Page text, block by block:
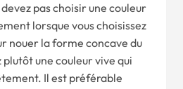
pas choisir une couleur
lorsque vous choisissez
nouer la forme concave du
plutôt une couleur vive qui
Il est préférable